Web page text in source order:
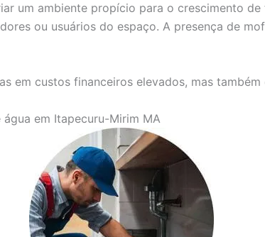
um ambiente propício para o crescimento
ou usuários do espaço. A presença de
em custos financeiros elevados, mas
em Itapecuru-Mirim MA